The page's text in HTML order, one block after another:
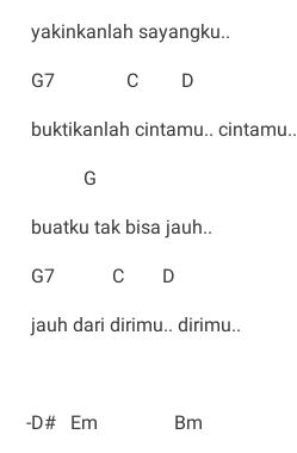
yakinkanlah sayangku..
G7 C D
buktikanlah cintamu.. cintamu..
G
buatku tak bisa jauh..
G7 C D
jauh dari dirimu.. dirimu..
-D# Em Bm